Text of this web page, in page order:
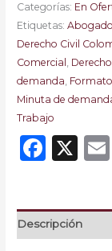
Categorías: En
Etiquetas:
Derecho Civil
Comercial ,
demanda,
Minuta de
Trabajo
X
Descripción